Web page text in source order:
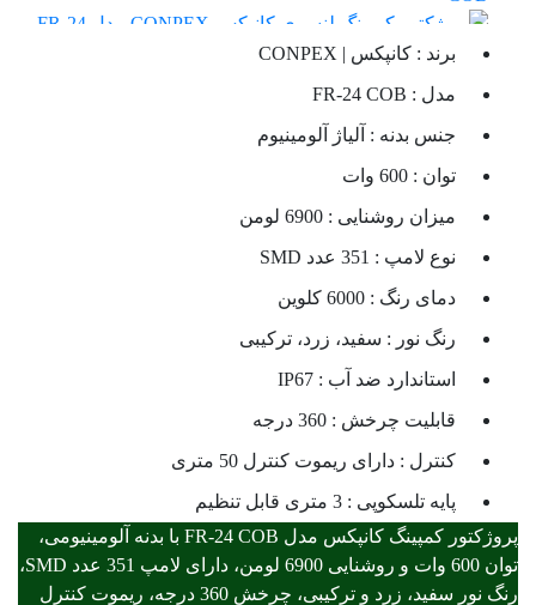
برند : کانپکس | CONPEX
مدل : FR-24 COB
جنس بدنه : آلیاژ آلومینیوم
توان : 600 وات
میزان روشنایی : 6900 لومن
نوع لامپ : 351 عدد SMD
دمای رنگ : 6000 کلوین
رنگ نور : سفید، زرد، ترکیبی
استاندارد ضد آب : IP67
قابلیت چرخش : 360 درجه
کنترل : دارای ریموت کنترل 50 متری
پایه تلسکوپی : 3 متری قابل تنظیم
پروژکتور کمپینگ کانپکس مدل FR-24 COB با بدنه آلومینیومی،
توان 600 وات و روشنایی 6900 لومن، دارای لامپ 351 عدد SMD،
رنگ نور سفید، زرد و ترکیبی، چرخش 360 درجه، ریموت کنترل